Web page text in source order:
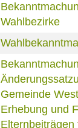
Wahlbezirke
Gemeinde
Erhebung und
Elternbeiträgen